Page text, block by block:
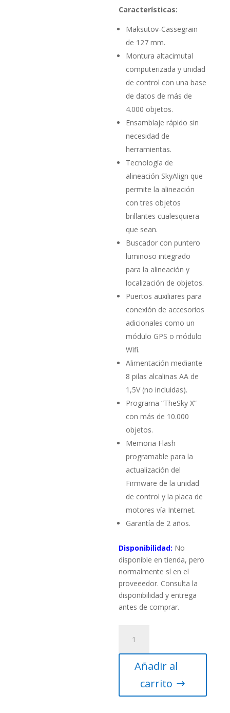
Características:
Maksutov-Cassegrain
de 127 mm.
Montura altacimutal
computerizada y unidad
de control con una base
de datos de más de
4.000 objetos.
Ensamblaje rápido sin
necesidad de
herramientas.
Tecnología de
alineación SkyAlign que
permite la alineación
con tres objetos
brillantes cualesquiera
que sean.
Buscador con puntero
luminoso integrado
para la alineación y
localización de objetos.
Puertos auxiliares para
conexión de accesorios
adicionales como un
módulo GPS o módulo
Wifi.
Alimentación mediante
8 pilas alcalinas AA de
1,5V (no inclui­das).
Programa “TheSky X”
con más de 10.000
objetos.
Memoria Flash
programable para la
actualización del
Firmware de la unidad
de control y la placa de
motores vía Internet.
Garantía de 2 años.
Disponibilidad: No
disponible en tienda, pero
normalmente sí en el
proveeedor. Consulta la
disponibilidad y entrega
antes de comprar.
computerizado
Celestron
NexStar
cantidad
Añadir al
carrito